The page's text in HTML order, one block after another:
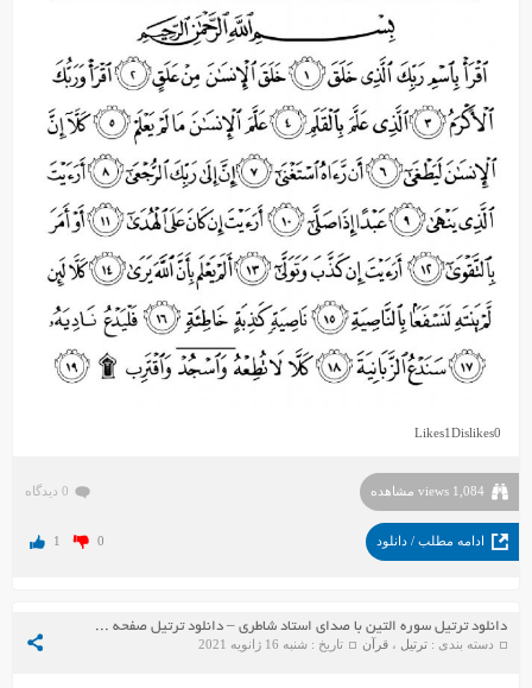
Likes1Dislikes0
1,084 views مشاهده 0 دیدگاه
ادامه مطلب / دانلود 1 0
دانلود ترتیل سوره التین با صدای استاد شاطری – دانلود ترتیل صفحه به صفحه استاد شاطری
دسته بندی :ترتیل ،قرآن تاریخ : شنبه 16 ژانویه 2021